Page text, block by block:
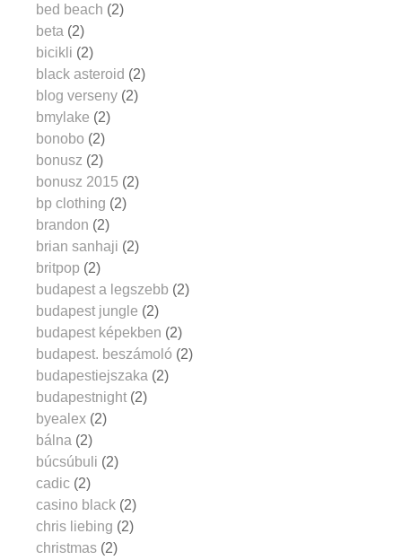
bed beach (2)
beta (2)
bicikli (2)
black asteroid (2)
blog verseny (2)
bmylake (2)
bonobo (2)
bonusz (2)
bonusz 2015 (2)
bp clothing (2)
brandon (2)
brian sanhaji (2)
britpop (2)
budapest a legszebb (2)
budapest jungle (2)
budapest képekben (2)
budapest. beszámoló (2)
budapestiejszaka (2)
budapestnight (2)
byealex (2)
bálna (2)
búcsúbuli (2)
cadic (2)
casino black (2)
chris liebing (2)
christmas (2)